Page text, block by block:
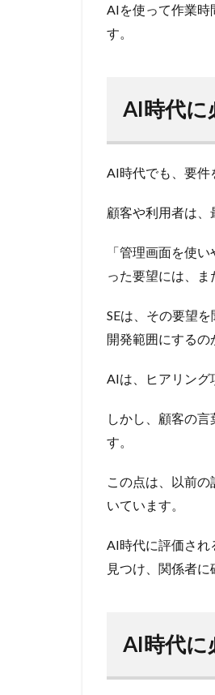
AIを使って作業
す。
AI時代に
AI時代でも、要件
顧客や利用者は、
「管理画面を使
った要望には、ま
SEは、その要望
開発範囲にするの
AIは、ヒアリング
しかし、顧客の
す。
この点は、以前の
いています。
AI時代に評価され
見つけ、関係者に
AI時代に